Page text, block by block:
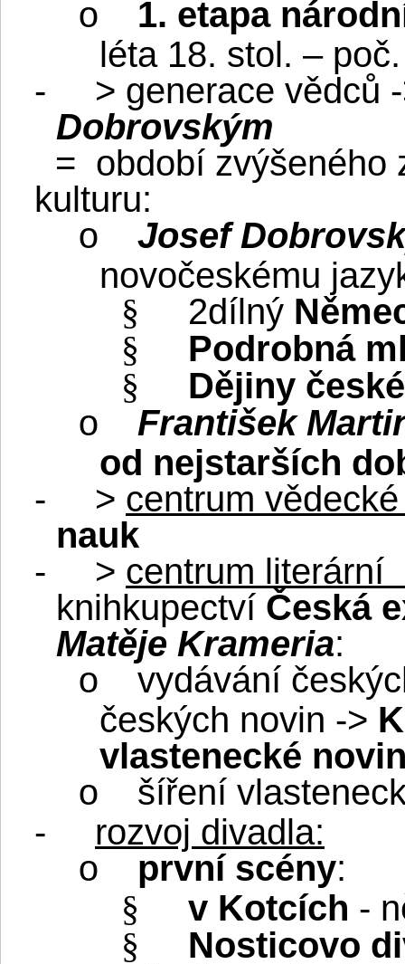
o
1. etapa
léta 18. stol. –
-
> generace vědců -
Dobrovským
= období zvýšeného
kulturu:
o
Josef
novočeskému
§
2dílný
§
Podrobná
§
Dějiny
o
František
od nejstarších
-
> centrum
nauk
-
> centrum literární
knihkupectví Česká
Matěje Krameria:
o
vydávání
českých novin ->
vlastenecké
o
šíření
-
rozvoj divadla:
o první scény:
§
v Kotcích -
§
Nosticovo